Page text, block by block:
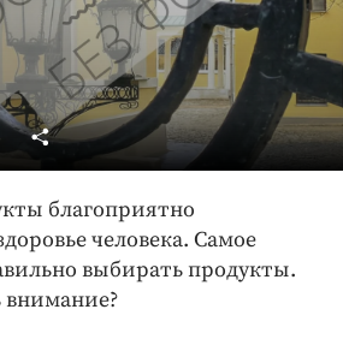
и ЖКХ
бизнес
благоприятно
человека. Самое
выбирать продукты.